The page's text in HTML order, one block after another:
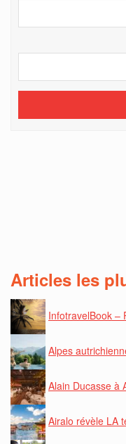
Articles les
InfotravelBook –
Alpes
Alain Ducasse à
Airalo révèle LA